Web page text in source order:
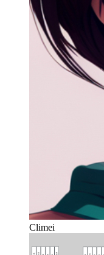
Climei